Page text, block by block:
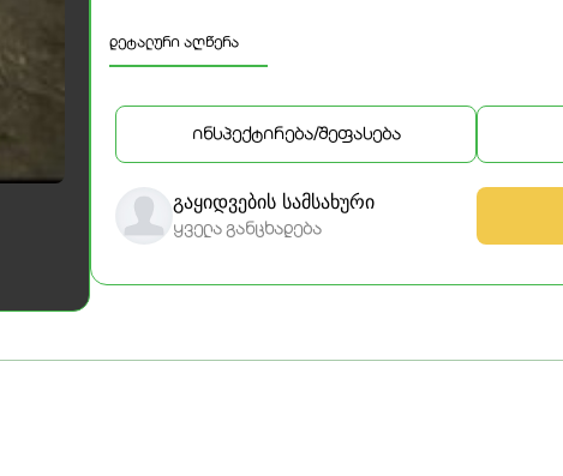
დეტალური აღწერა
ინსპექტირება/შეფასება
გაყიდვების სამსახური
ყველა განცხადება